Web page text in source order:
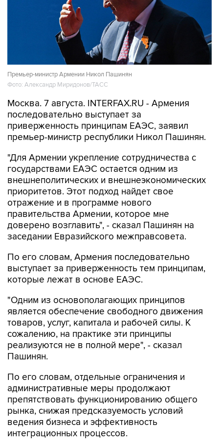
Премьер-министр Армении Никол Пашинян
Фото: Александр Миридонов/ТАСС
Москва. 7 августа. INTERFAX.RU - Армения
последовательно выступает за
приверженность принципам ЕАЭС, заявил
премьер-министр республики Никол Пашинян.
"Для Армении укрепление сотрудничества с
государствами ЕАЭС остается одним из
внешнеполитических и внешнеэкономических
приоритетов. Этот подход найдет свое
отражение и в программе нового
правительства Армении, которое мне
доверено возглавить", - сказал Пашинян на
заседании Евразийского межправсовета.
По его словам, Армения последовательно
выступает за приверженность тем принципам,
которые лежат в основе ЕАЭС.
"Одним из основополагающих принципов
является обеспечение свободного движения
товаров, услуг, капитала и рабочей силы. К
сожалению, на практике эти принципы
реализуются не в полной мере", - сказал
Пашинян.
По его словам, отдельные ограничения и
административные меры продолжают
препятствовать функционированию общего
рынка, снижая предсказуемость условий
ведения бизнеса и эффективность
интеграционных процессов.